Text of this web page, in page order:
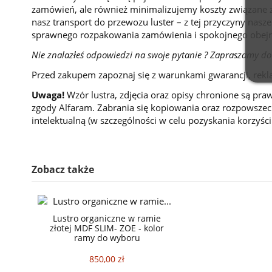
zamówień, ale również minimalizujemy koszty związane
nasz transport do przewozu luster – z tej przyczyny
sprawnego rozpakowania zamówienia i spokojnego
Nie znalazłeś odpowiedzi na swoje pytanie ? Zapraszamy
Przed zakupem zapoznaj się z warunkami gwarancji,
Uwaga! Wzór lustra, zdjęcia oraz opisy chronione są
zgody Alfaram. Zabrania się kopiowania oraz
intelektualną (w szczególności w celu pozyskania
Zobacz także
Lustro organiczne w ramie
złotej MDF SLIM- ZOE - kolor
ramy do wyboru
850,00 zł